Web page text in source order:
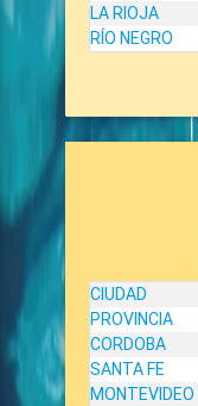
LA RIOJA
RÍO NEGRO
CIUDAD
PROVINCIA
CORDOBA
SANTA FE
MONTEVIDEO